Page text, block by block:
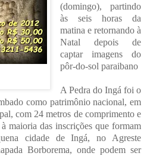
(domingo), partindo
às seis horas da
matina e retornando à
Natal depois de
captar imagens do
pôr-do-sol paraibano
A Pedra do Ingá foi o
como patrimônio nacional, em
com 24 metros de comprimento e
maioria das inscrições que formam
cidade de Ingá, no Agreste
Borborema, onde podem ser